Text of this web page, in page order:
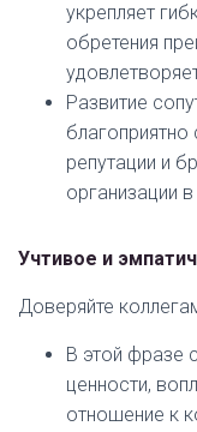
укрепляет
обретения
Развитие
благоприятно
репутации и
организации
Учтивое и
Доверяйте
В этой фразе
ценности,
отношение к